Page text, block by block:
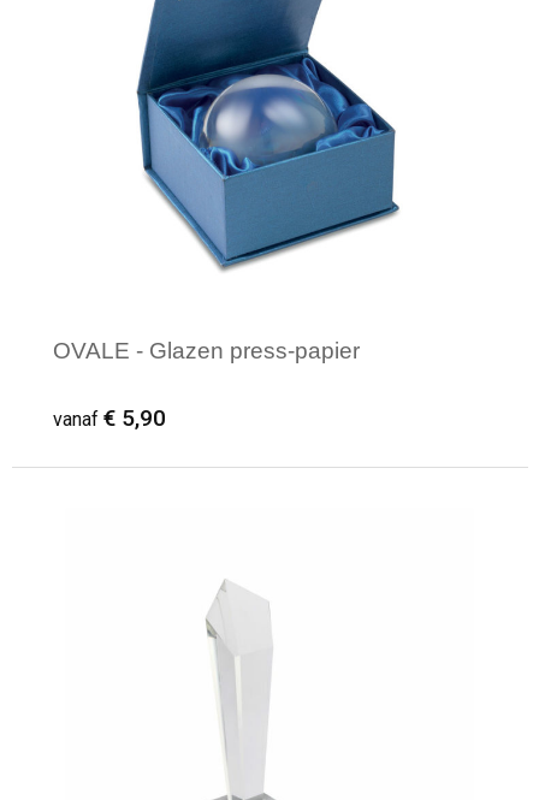
OVALE - Glazen press-papier
vanaf € 5,90